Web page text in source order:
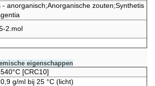
- anorganisch;Anorganische zouten;Synthetis
2.mol
eigenschappen
[CRC10]
g/ml bij 25 °C (licht)